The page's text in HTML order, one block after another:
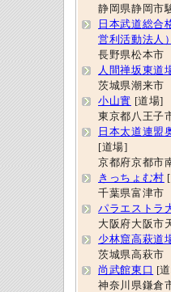
静岡県静岡市
日本武道総合
営利活動法人
長野県松本市
人間禅坂東道
茨城県潮来市
小山實 [道場]
東京都八王子
日本太道連盟
[道場]
京都府京都市
きっちょむ村
千葉県富津市
パラエストラ
大阪府大阪市
少林窟高萩道
茨城県高萩市
尚武館東口
[
神奈川県鎌倉